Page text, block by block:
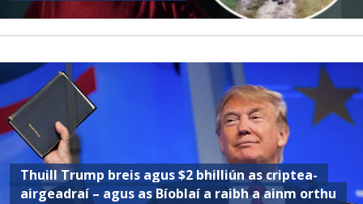
Thuill Trump breis agus $2 bhilliún as criptea-
airgeadraí – agus as Bíoblaí a raibh a ainm orthu